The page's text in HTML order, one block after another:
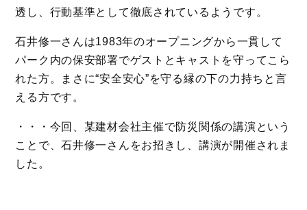
透し、行動基準として徹底されているようです。
石井修一さんは1983年のオープニングから一貫して
パーク内の保安部署でゲストとキャストを守ってこら
れた方。まさに“安全安心”を守る縁の下の力持ちと言
える方です。
・・・今回、某建材会社主催で防災関係の講演という
ことで、石井修一さんをお招きし、講演が開催されま
した。